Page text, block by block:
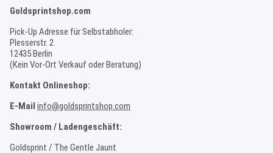
Goldsprintshop.com
Pick-Up Adresse für Selbstabholer:
Plesserstr. 2
12435 Berlin
(Kein Vor-Ort Verkauf oder Beratung)
Kontakt Onlineshop:
E-Mail info@goldsprintshop.com
Showroom / Ladengeschäft:
Goldsprint / The Gentle Jaunt